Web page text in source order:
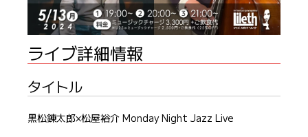
ライブ詳細情報
タイトル
黒松錬太郎×松屋裕介 Monday Night Jazz Live